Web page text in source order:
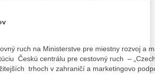
ruch na Ministerstve pre miestny rozvoj a
Českú centrálu pre cestovný ruch –
trhoch v zahraničí a marketingovo